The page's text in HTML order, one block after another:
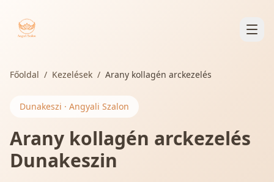
Főoldal / Kezelések / Arany kollagén arckezelés
Dunakeszi · Angyali Szalon
Arany kollagén arckezelés
Dunakeszin